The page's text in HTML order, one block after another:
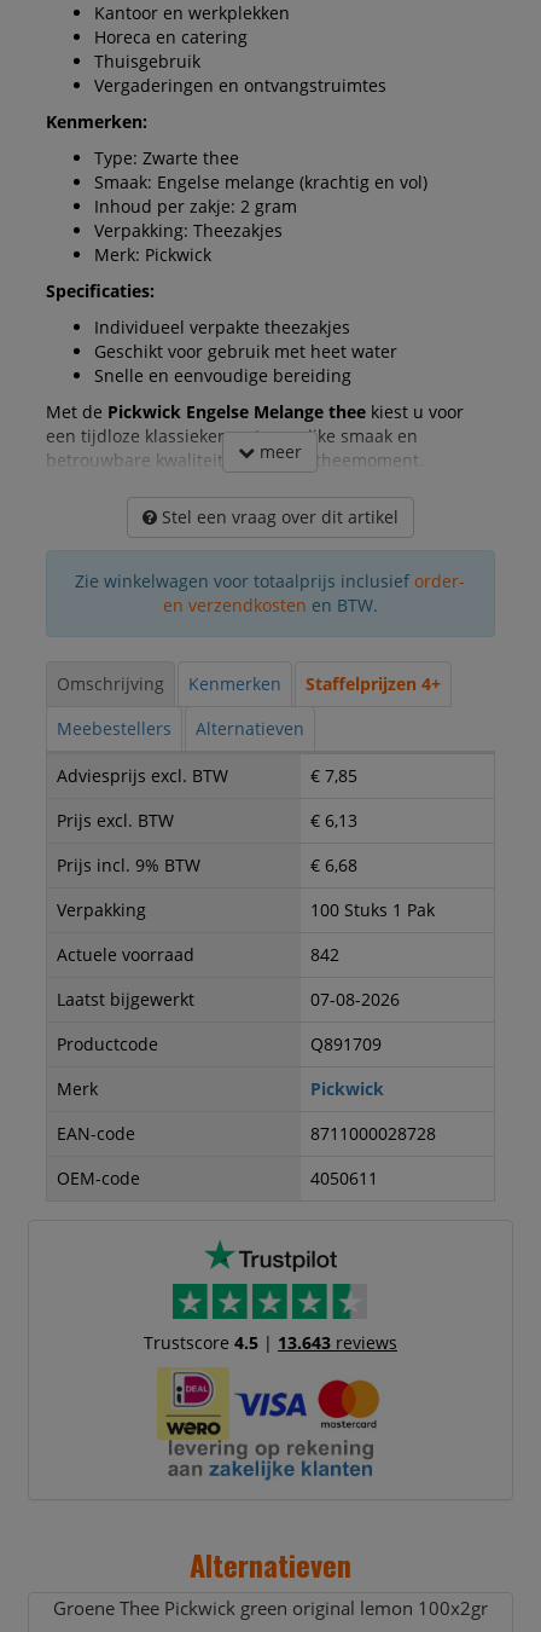
Kantoor en werkplekken
Horeca en catering
Thuisgebruik
Vergaderingen en ontvangstruimtes
Kenmerken:
Type: Zwarte thee
Smaak: Engelse melange (krachtig en vol)
Inhoud per zakje: 2 gram
Verpakking: Theezakjes
Merk: Pickwick
Specificaties:
Individueel verpakte theezakjes
Geschikt voor gebruik met heet water
Snelle en eenvoudige bereiding
Met de Pickwick Engelse Melange theekiest u voor
een tijdloze klassieker met een rijke smaak en
betrouwbare kwaliteit voor ieder theemoment.
meer
Stel een vraag over dit artikel
Zie winkelwagen voor totaalprijs inclusief order-
en verzendkosten en BTW.
Omschrijving Kenmerken
Staffelprijzen 4+
Meebestellers
Alternatieven
Adviesprijs excl. BTW
€ 7,85
Prijs excl. BTW
€ 6,13
Prijs incl. 9% BTW
€ 6,68
Verpakking
100 Stuks 1 Pak
Actuele voorraad
842
Laatst bijgewerkt
07-08-2026
Productcode
Q891709
Merk
Pickwick
EAN-code
8711000028728
OEM-code
4050611
Trustscore 4.5| 13.643reviews
Alternatieven
Groene Thee Pickwick green original lemon 100x2gr